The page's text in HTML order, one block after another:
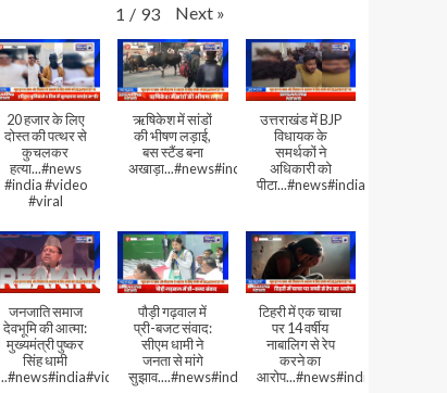
1 / 93 Next »
20 हजार के लिए
दोस्त की पत्थर से
कुचलकर
हत्या...#news
#india #video
#viral
ऋषिकेश में सांडों
की भीषण लड़ाई,
बस स्टैंड बना
अखाड़ा...#news#india#video#viral
उत्तराखंड में BJP
विधायक के
समर्थकों ने
अधिकारी को
पीटा...#news#india#video#viral
जनजाति समाज
देवभूमि की आत्मा:
मुख्यमंत्री पुष्कर
सिंह धामी
..#news#india#video#viral
पौड़ी गढ़वाल में
प्री-बजट संवाद:
सीएम धामी ने
जनता से मांगे
सुझाव....#news#india#video#viral
टिहरी में एक चाचा
पर 14 वर्षीय
नाबालिग से रेप
करने का
आरोप...#news#india#video